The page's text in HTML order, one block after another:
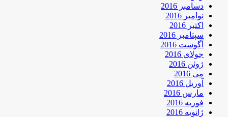
دسامبر 2016
نوامبر 2016
اکتبر 2016
سپتامبر 2016
آگوست 2016
جولای 2016
ژوئن 2016
می 2016
آوریل 2016
مارس 2016
فوریه 2016
ژانویه 2016